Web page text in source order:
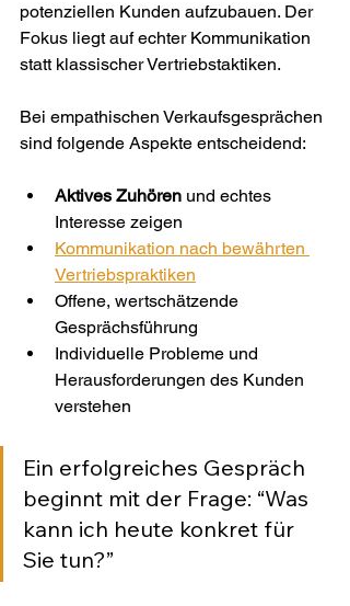
potenziellen Kunden aufzubauen. Der
Fokus liegt auf echter Kommunikation
statt klassischer Vertriebstaktiken.
Bei empathischen Verkaufsgesprächen
sind folgende Aspekte entscheidend:
Aktives Zuhören und echtes
Interesse zeigen
Kommunikation nach bewährten
Vertriebspraktiken
Offene, wertschätzende
Gesprächsführung
Individuelle Probleme und
Herausforderungen des Kunden
verstehen
Ein erfolgreiches Gespräch
beginnt mit der Frage: “Was
kann ich heute konkret für
Sie tun?”